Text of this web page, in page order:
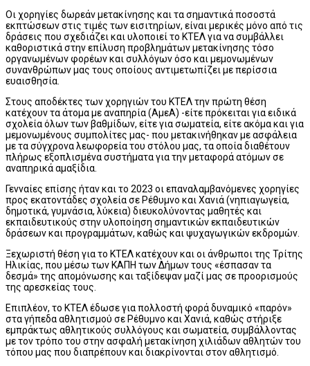
Οι χορηγίες δωρεάν μετακίνησης και τα σημαντικά ποσοστά
εκπτώσεων στις τιμές των εισιτηρίων, είναι μερικές μόνο από τις
δράσεις που σχεδιάζει και υλοποιεί το ΚΤΕΛ για να συμβάλλει
καθοριστικά στην επίλυση προβλημάτων μετακίνησης τόσο
οργανωμένων φορέων και συλλόγων όσο και μεμονωμένων
συνανθρώπων μας τους οποίους αντιμετωπίζει με περίσσια
ευαισθησία.
Στους αποδέκτες των χορηγιών του ΚΤΕΛ την πρώτη θέση
κατέχουν τα άτομα με αναπηρία (ΑμεΑ) -είτε πρόκειται για ειδικά
σχολεία όλων των βαθμίδων, είτε για σωματεία, είτε ακόμα και για
μεμονωμένους συμπολίτες μας- που μετακινήθηκαν με ασφάλεια
με τα σύγχρονα λεωφορεία του στόλου μας, τα οποία διαθέτουν
πλήρως εξοπλισμένα συστήματα για την μεταφορά ατόμων σε
αναπηρικά αμαξίδια.
Γενναίες επίσης ήταν και το 2023 οι επαναλαμβανόμενες χορηγίες
προς εκατοντάδες σχολεία σε Ρέθυμνο και Χανιά (νηπιαγωγεία,
δημοτικά, γυμνάσια, λύκεια) διευκολύνοντας μαθητές και
εκπαιδευτικούς στην υλοποίηση σημαντικών εκπαιδευτικών
δράσεων και προγραμμάτων, καθώς και ψυχαγωγικών εκδρομών.
Ξεχωριστή θέση για το ΚΤΕΛ κατέχουν και οι άνθρωποι της Τρίτης
Ηλικίας, που μέσω των ΚΑΠΗ των Δήμων τους «έσπασαν τα
δεσμά» της απομόνωσης και ταξίδεψαν μαζί μας σε προορισμούς
της αρεσκείας τους.
Επιπλέον, το ΚΤΕΛ έδωσε για πολλοστή φορά δυναμικό «παρόν»
στα γήπεδα αθλητισμού σε Ρέθυμνο και Χανιά, καθώς στήριξε
εμπράκτως αθλητικούς συλλόγους και σωματεία, συμβάλλοντας
με τον τρόπο του στην ασφαλή μετακίνηση χιλιάδων αθλητών του
τόπου μας που διαπρέπουν και διακρίνονται στον αθλητισμό.